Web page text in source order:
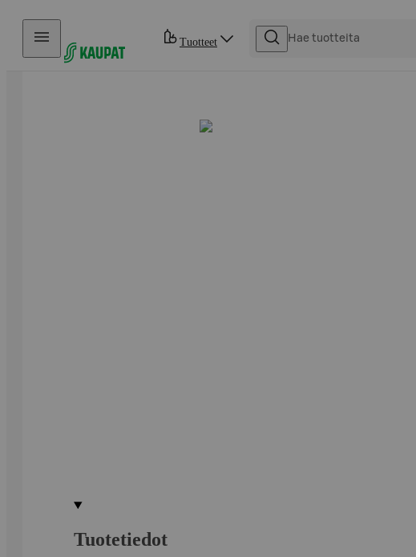
Hyppää sisältöön
Tuotteet
Tuotetiedot